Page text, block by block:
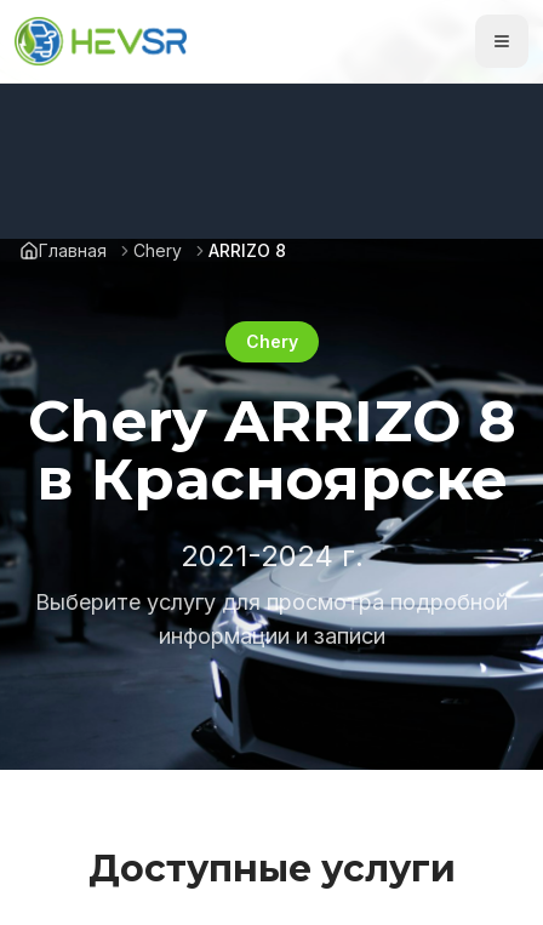
Главная Chery ARRIZO 8
Chery
Chery ARRIZO 8
в Красноярске
2021-2024 г.
Выберите услугу для просмотра подробной
информации и записи
Доступные услуги